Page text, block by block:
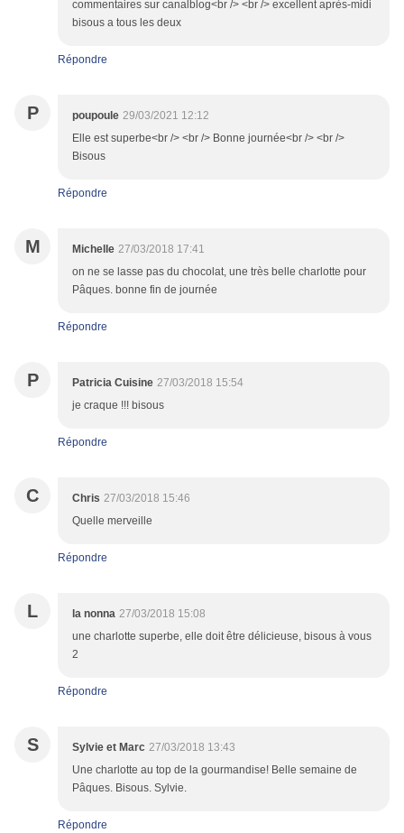
commentaires sur canalblog<br /> <br /> excellent après-midi
bisous a tous les deux
Répondre
P poupoule 29/03/2021 12:12
Elle est superbe<br /> <br /> Bonne journée<br /> <br />
Bisous
Répondre
M Michelle 27/03/2018 17:41
on ne se lasse pas du chocolat, une très belle charlotte pour
Pâques. bonne fin de journée
Répondre
P Patricia Cuisine 27/03/2018 15:54
je craque !!! bisous
Répondre
C Chris 27/03/2018 15:46
Quelle merveille
Répondre
L la nonna 27/03/2018 15:08
une charlotte superbe, elle doit être délicieuse, bisous à vous
2
Répondre
S Sylvie et Marc 27/03/2018 13:43
Une charlotte au top de la gourmandise! Belle semaine de
Pâques. Bisous. Sylvie.
Répondre